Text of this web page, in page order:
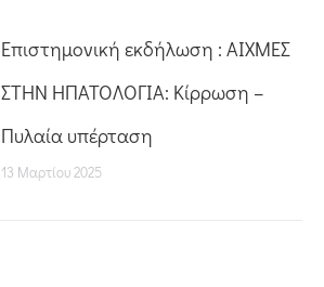
Επιστημονική εκδήλωση : ΑΙΧΜΕΣ
ΣΤΗΝ ΗΠΑΤΟΛΟΓΙΑ: Κίρρωση –
Πυλαία υπέρταση
13 Μαρτίου 2025